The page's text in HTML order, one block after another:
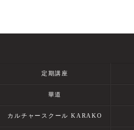
定期講座
華道
カルチャースクール KARAKO